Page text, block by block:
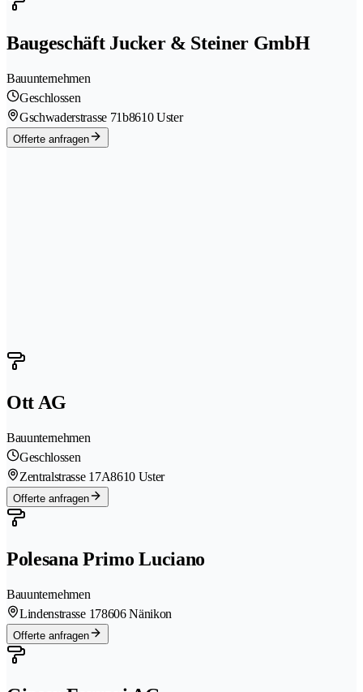
Baugeschäft Jucker & Steiner GmbH
Bauunternehmen
Geschlossen
Gschwaderstrasse 71b8610 Uster
Offerte anfragen
Ott AG
Bauunternehmen
Geschlossen
Zentralstrasse 17A8610 Uster
Offerte anfragen
Polesana Primo Luciano
Bauunternehmen
Lindenstrasse 178606 Nänikon
Offerte anfragen